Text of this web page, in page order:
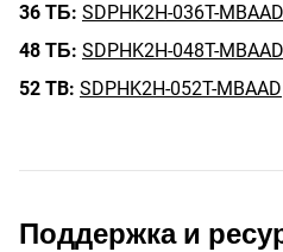
36 ТБ: SDPHK2H-036T-MBAAD
48 ТБ: SDPHK2H-048T-MBAAD
52 TB: SDPHK2H-052T-MBAAD
Поддержка и